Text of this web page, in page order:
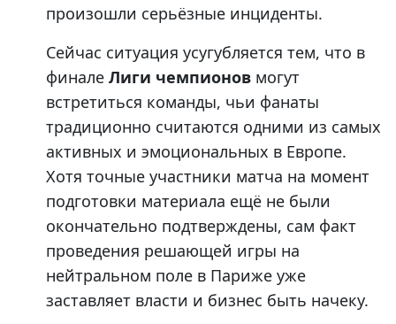
произошли серьёзные инциденты.
Сейчас ситуация усугубляется тем, что в
финале Лиги чемпионов могут
встретиться команды, чьи фанаты
традиционно считаются одними из самых
активных и эмоциональных в Европе.
Хотя точные участники матча на момент
подготовки материала ещё не были
окончательно подтверждены, сам факт
проведения решающей игры на
нейтральном поле в Париже уже
заставляет власти и бизнес быть начеку.